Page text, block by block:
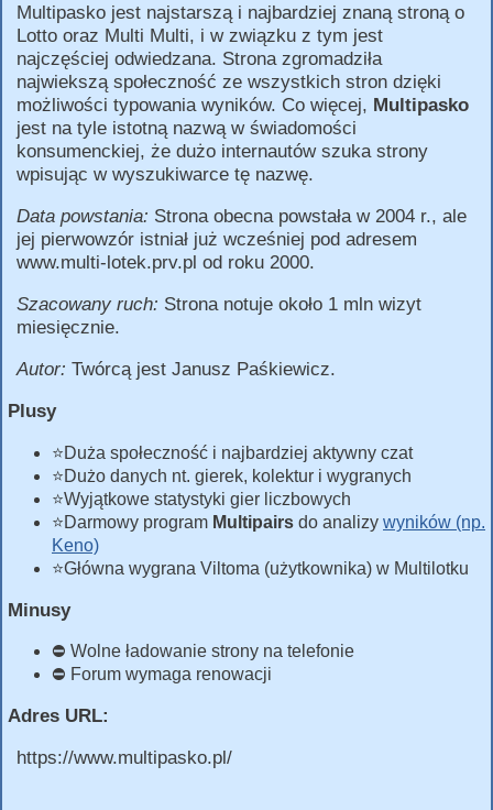
Multipasko jest najstarszą i najbardziej znaną stroną o
Lotto oraz Multi Multi, i w związku z tym jest
najczęściej odwiedzana. Strona zgromadziła
najwiekszą społeczność ze wszystkich stron dzięki
możliwości typowania wyników. Co więcej, Multipasko
jest na tyle istotną nazwą w świadomości
konsumenckiej, że dużo internautów szuka strony
wpisując w wyszukiwarce tę nazwę.
Data powstania: Strona obecna powstała w 2004 r., ale
jej pierwowzór istniał już wcześniej pod adresem
www.multi-lotek.prv.pl od roku 2000.
Szacowany ruch: Strona notuje około 1 mln wizyt
miesięcznie.
Autor: Twórcą jest Janusz Paśkiewicz.
Plusy
⭐Duża społeczność i najbardziej aktywny czat
⭐Dużo danych nt. gierek, kolektur i wygranych
⭐Wyjątkowe statystyki gier liczbowych
⭐Darmowy program Multipairs do analizy wyników (np.
Keno)
⭐Główna wygrana Viltoma (użytkownika) w Multilotku
Minusy
⛔ Wolne ładowanie strony na telefonie
⛔ Forum wymaga renowacji
Adres URL:
https://www.multipasko.pl/